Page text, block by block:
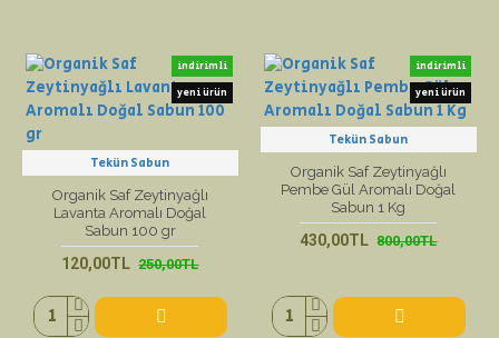
indirimli
yeni ürün
Tekün Sabun
Organik Saf Zeytinyağlı
Lavanta Aromalı Doğal
Sabun 100 gr
120,00TL 250,00TL
indirimli
yeni ürün
Tekün Sabun
Organik Saf Zeytinyağlı
Pembe Gül Aromalı Doğal
Sabun 1 Kg
430,00TL 800,00TL